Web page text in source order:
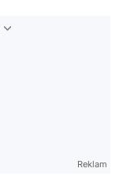
Reklam